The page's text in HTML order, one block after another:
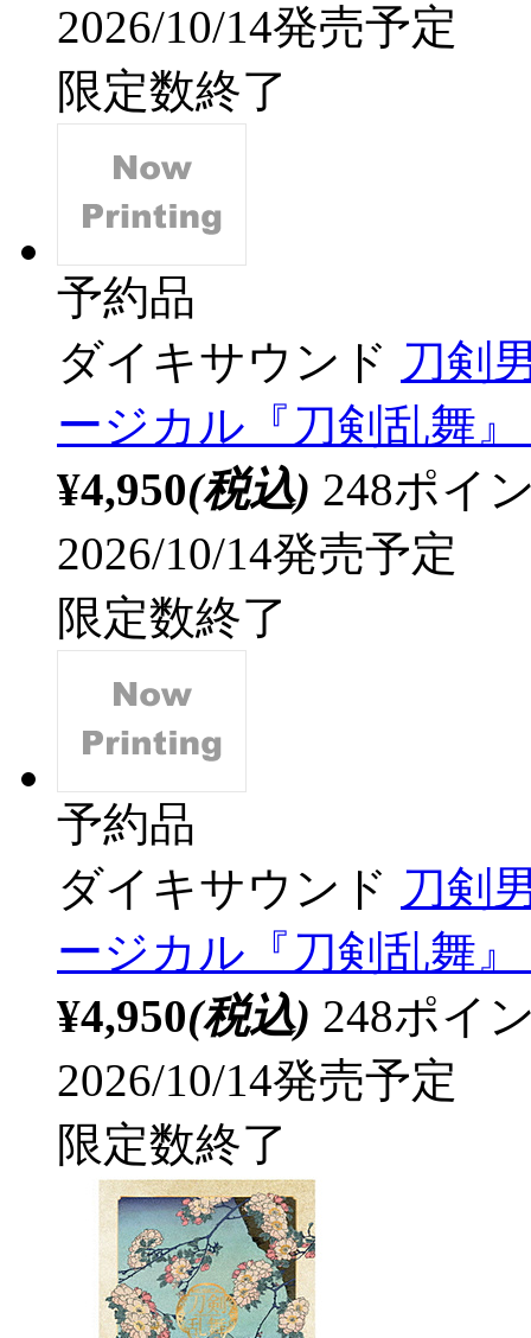
2026/10/14発売予定
限定数終了
予約品
ダイキサウンド 刀剣
ージカル『刀剣乱舞
¥4,950(税込) 248ポイ
2026/10/14発売予定
限定数終了
予約品
ダイキサウンド 刀剣
ージカル『刀剣乱舞
¥4,950(税込) 248ポイ
2026/10/14発売予定
限定数終了